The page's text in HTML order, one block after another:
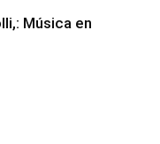
Música en